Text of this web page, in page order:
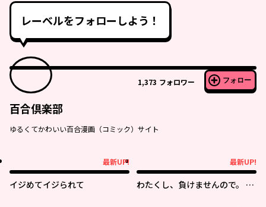
レーベルをフォローしよう！
1,373 フォロワー フォロー
百合倶楽部
ゆるくてかわいい百合漫画（コミック）サイト
最新UP!
イジめてイジられて
最新UP!
わたくし、負けませんので。 政